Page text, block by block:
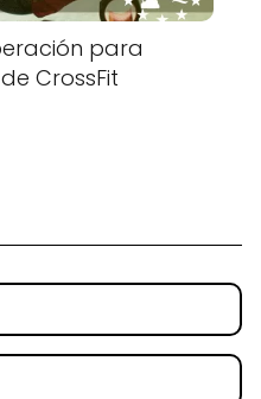
para
CrossFit